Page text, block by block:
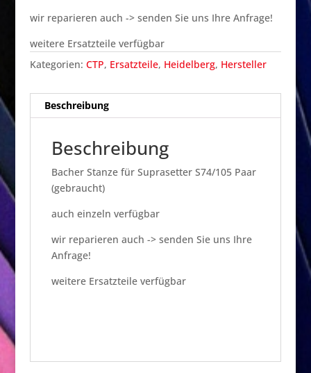
wir reparieren auch -> senden Sie uns Ihre Anfrage!
weitere Ersatzteile verfügbar
Kategorien: CTP, Ersatzteile, Heidelberg, Hersteller
Beschreibung
Beschreibung
Bacher Stanze für Suprasetter S74/105 Paar
(gebraucht)
auch einzeln verfügbar
wir reparieren auch -> senden Sie uns Ihre
Anfrage!
weitere Ersatzteile verfügbar